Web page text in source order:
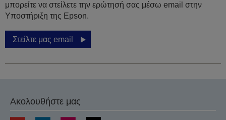
μπορείτε να στείλετε την ερώτησή σας μέσω email στην
Υποστήριξη της Epson.
Στείλτε μας email
Ακολουθήστε μας